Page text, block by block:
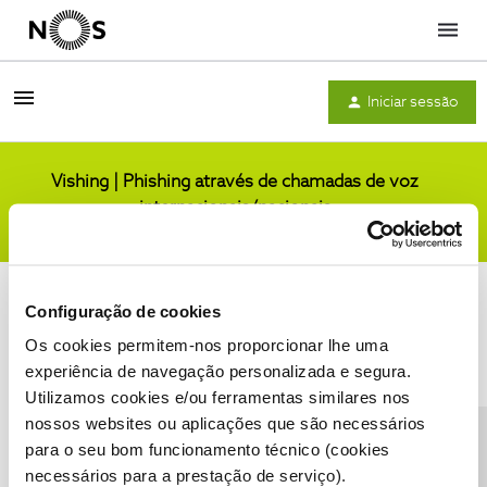
Configuração de cookies
Os cookies permitem-nos proporcionar lhe uma
experiência de navegação personalizada e segura.
Utilizamos cookies e/ou ferramentas similares nos
nossos websites ou aplicações que são necessários
para o seu bom funcionamento técnico (cookies
necessários para a prestação de serviço).
Menu
Iniciar sessão
Vishing | Phishing através de chamadas de voz
internacionais/nacionais
Condições do Fórum NOS Accessibility statement